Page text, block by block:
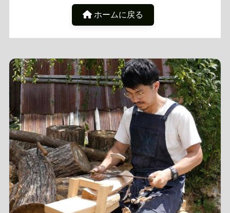
ホームに戻る